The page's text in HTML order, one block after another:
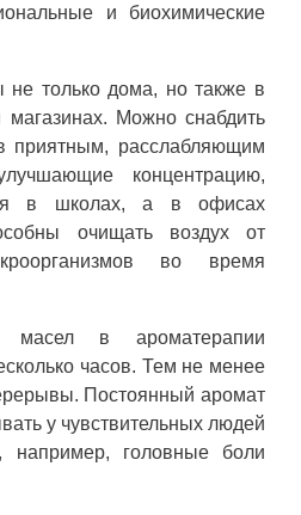
и биохимические
только дома, но также в
магазинах. Можно снабдить
приятным, расслабляющим
концентрацию,
в школах, а в офисах
очищать воздух от
во время
масел в ароматерапии
часов. Тем не менее
Постоянный аромат
у чувствительных людей
например, головные боли